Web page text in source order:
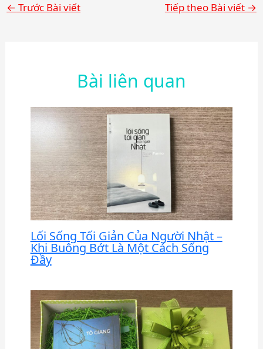
← Trước Bài viết Tiếp theo Bài viết →
Bài liên quan
Lối Sống Tối Giản Của Người Nhật –
Khi Buông Bớt Là Một Cách Sống
Đầy